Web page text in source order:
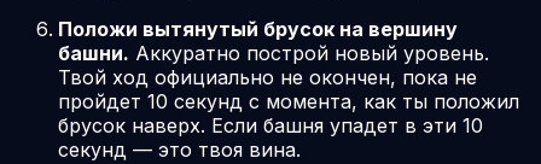
Положи вытянутый брусок на вершину
башни. Аккуратно построй новый уровень.
Твой ход официально не окончен, пока не
пройдет 10 секунд с момента, как ты положил
брусок наверх. Если башня упадет в эти 10
секунд — это твоя вина.